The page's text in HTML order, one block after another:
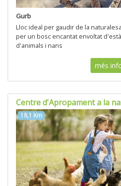
Gurb
Lloc ideal per gaudir de la
per un bosc encantat envoltat
d'animals i nans
més
Centre d'Apropament a la
18,1 Km